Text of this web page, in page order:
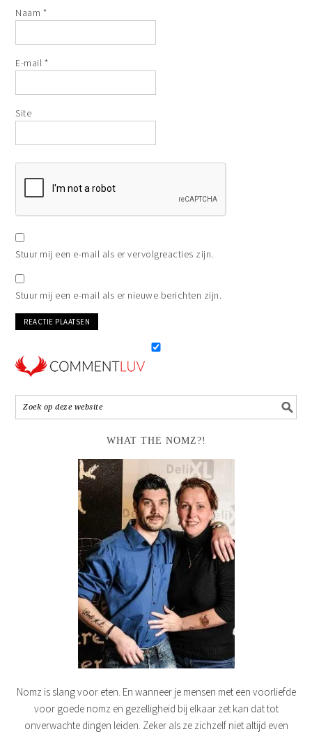
Naam *
E-mail *
Site
Stuur mij een e-mail als er vervolgreacties zijn.
Stuur mij een e-mail als er nieuwe berichten zijn.
WHAT THE NOMZ?!
Nomz is slang voor eten. En wanneer je mensen met een voorliefde
voor goede nomz en gezelligheid bij elkaar zet kan dat tot
onverwachte dingen leiden. Zeker als ze zichzelf niet altijd even